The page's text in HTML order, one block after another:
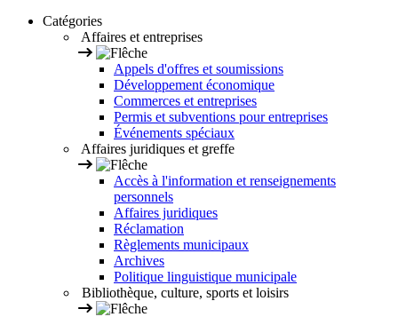
Catégories
Affaires et entreprises
Appels d'offres et soumissions
Développement économique
Commerces et entreprises
Permis et subventions pour entreprises
Événements spéciaux
Affaires juridiques et greffe
Accès à l'information et renseignements
personnels
Affaires juridiques
Réclamation
Règlements municipaux
Archives
Politique linguistique municipale
Bibliothèque, culture, sports et loisirs